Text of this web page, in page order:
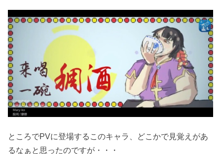
ところでPVに登場するこのキャラ、どこかで見覚えがあ
るなぁと思ったのですが・・・